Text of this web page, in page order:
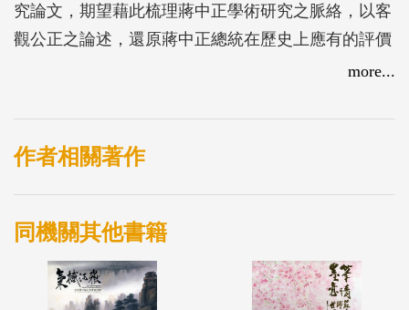
究論文，期望藉此梳理蔣中正學術研究之脈絡，以客
觀公正之論述，還原蔣中正總統在歷史上應有的評價
more...
作者相關著作
同機關其他書籍